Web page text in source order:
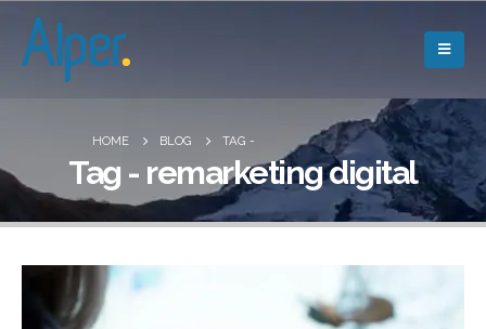
HOME BLOG TAG -
Tag - remarketing digital